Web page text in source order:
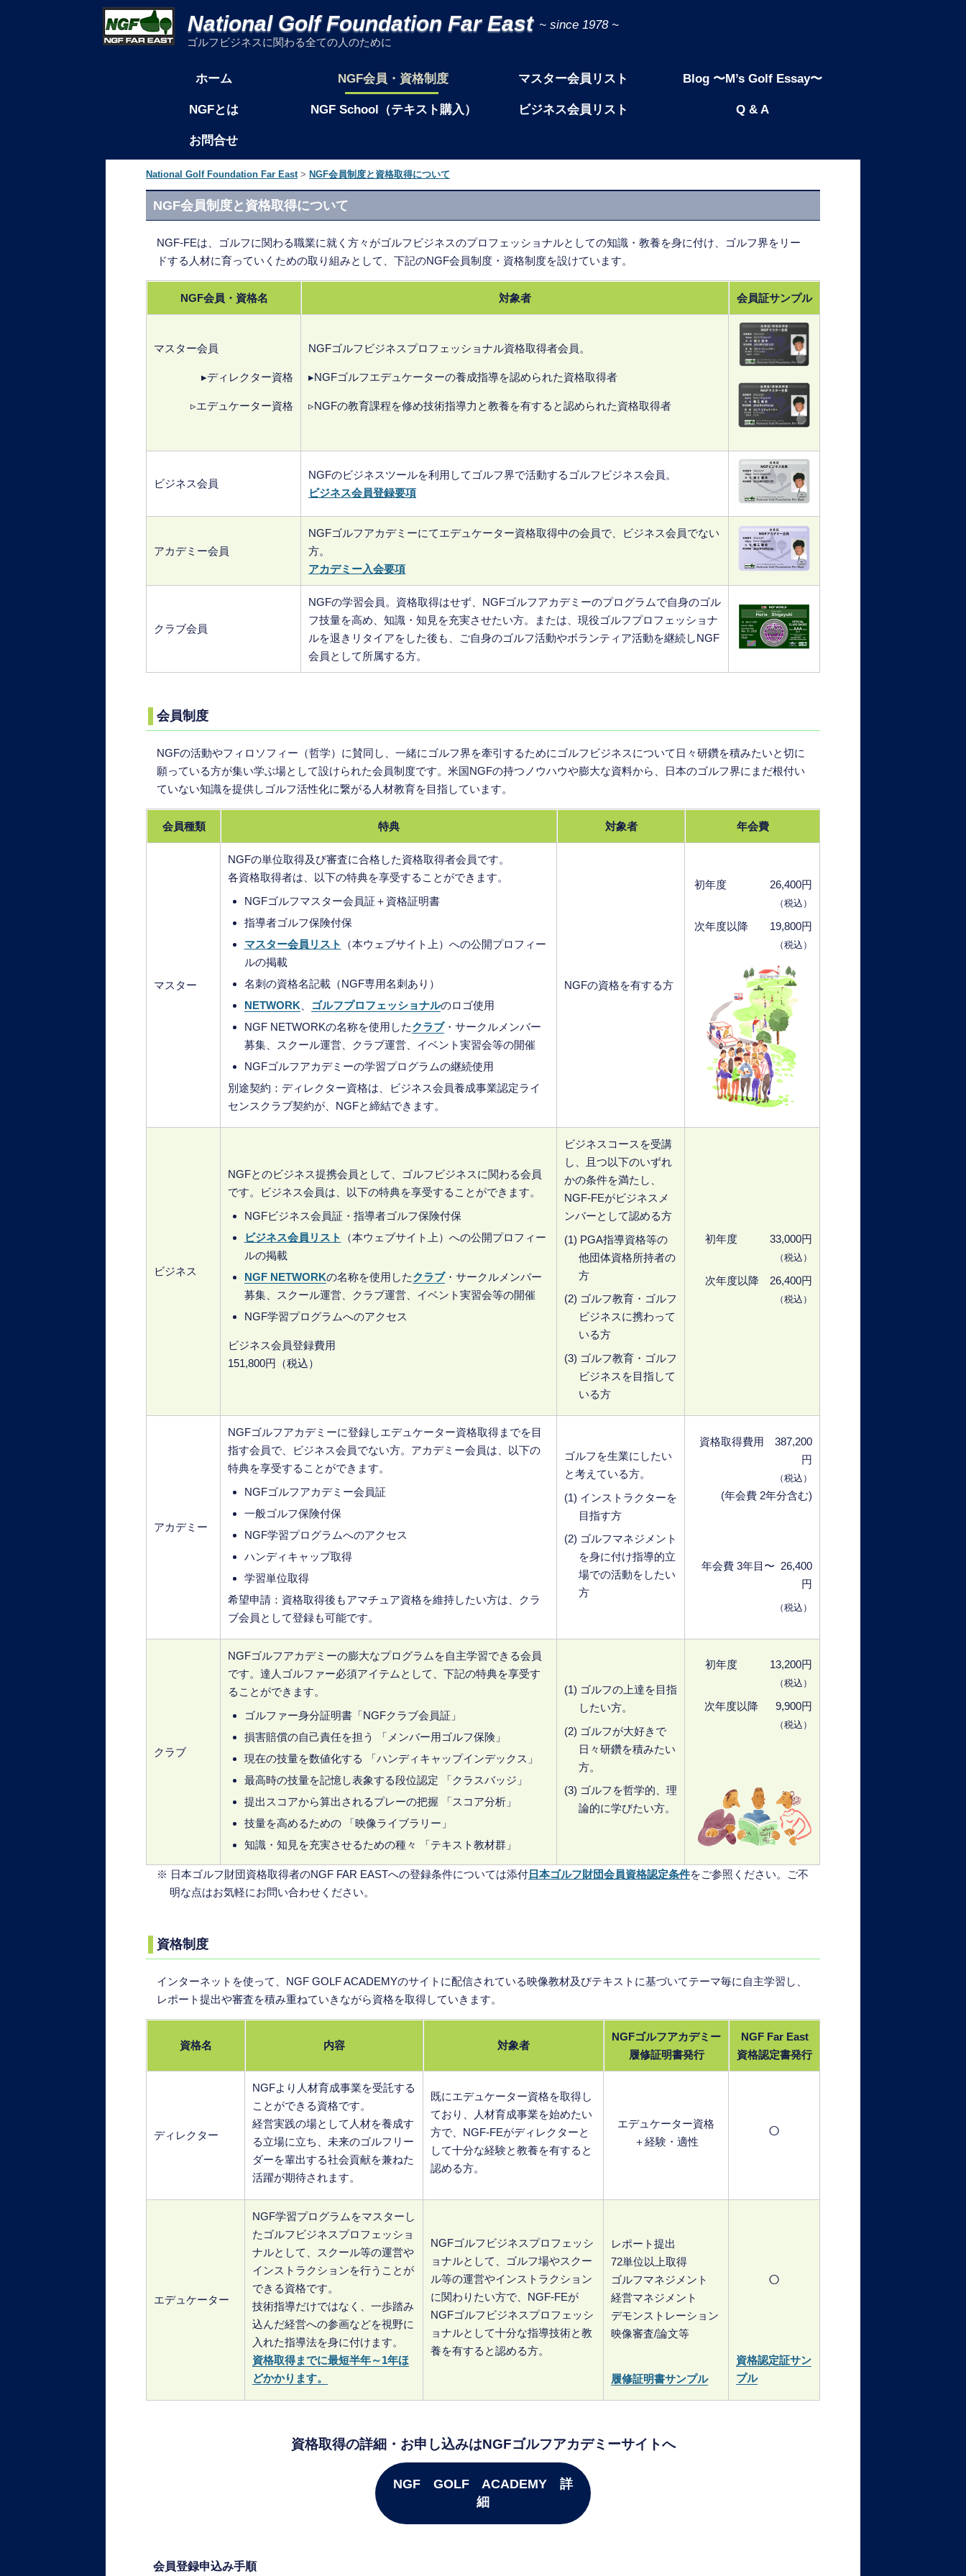
National Golf Foundation Far East
ゴルフビジネスに関わる全ての人のために
メインメニュー
コンテンツへ移動ホーム NGF会員・資格制度 マスター会員リスト Blog 〜M’s Golf Essay〜
NGFとは NGF School（テキスト購入） ビジネス会員リスト Q & A
お問合せ
National Golf Foundation Far East> NGF会員制度と資格取得について
NGF会員制度と資格取得について
NGF-FEは、ゴルフに関わる職業に就く方々がゴルフビジネスのプロフェッショナルとしての知識・教養を身に付け、ゴルフ界をリー
ドする人材に育っていくための取り組みとして、下記のNGF会員制度・資格制度を設けています。
NGF会員・資格名 対象者 会員証サンプル
マスター会員
▸ディレクター資格
▹エデュケーター資格
NGFゴルフビジネスプロフェッショナル資格取得者会員。
▸NGFゴルフエデュケーターの養成指導を認められた資格取得者
▹NGFの教育課程を修め技術指導力と教養を有すると認められた資格取得者
ビジネス会員
NGFのビジネスツールを利用してゴルフ界で活動するゴルフビジネス会員。
ビジネス会員登録要項
アカデミー会員
NGFゴルフアカデミーにてエデュケーター資格取得中の会員で、ビジネス会員でない
方。
アカデミー入会要項
クラブ会員
NGFの学習会員。資格取得はせず、NGFゴルフアカデミーのプログラムで自身のゴル
フ技量を高め、知識・知見を充実させたい方。または、現役ゴルフプロフェッショナ
ルを退きリタイアをした後も、ご自身のゴルフ活動やボランティア活動を継続しNGF
会員として所属する方。
会員制度
NGFの活動やフィロソフィー（哲学）に賛同し、一緒にゴルフ界を牽引するためにゴルフビジネスについて日々研鑽を積みたいと切に
願っている方が集い学ぶ場として設けられた会員制度です。米国NGFの持つノウハウや膨大な資料から、日本のゴルフ界にまだ根付い
ていない知識を提供しゴルフ活性化に繋がる人材教育を目指しています。
会員種類 特典 対象者 年会費
マスター
NGFの単位取得及び審査に合格した資格取得者会員です。
各資格取得者は、以下の特典を享受することができます。
NGFゴルフマスター会員証＋資格証明書
指導者ゴルフ保険付保
マスター会員リスト
（本ウェブサイト上）への公開プロフィー
ルの掲載
名刺の資格名記載（NGF専用名刺あり）
NETWORK
ゴルフプロフェッショナルのロゴ使用
NGF NETWORKの名称を使用したクラブ・サークルメンバー
募集、スクール運営、クラブ運営、イベント実習会等の開催
NGFゴルフアカデミーの学習プログラムの継続使用
別途契約：ディレクター資格は、ビジネス会員養成事業認定ライ
センスクラブ契約が、NGFと締結できます。
NGFの資格を有する方
初年度 26,400円
（税込）
次年度以降 19,800円
（税込）
ビジネス
NGFとのビジネス提携会員として、ゴルフビジネスに関わる会員
です。ビジネス会員は、以下の特典を享受することができます。
NGFビジネス会員証・指導者ゴルフ保険付保
ビジネス会員リスト
（本ウェブサイト上）への公開プロフィー
ルの掲載
NGF NETWORKの名称を使用したクラブ・サークルメンバー
募集、スクール運営、クラブ運営、イベント実習会等の開催
NGF学習プログラムへのアクセス
ビジネス会員登録費用
151,800円（税込）
ビジネスコースを受講
し、且つ以下のいずれ
かの条件を満たし、
NGF-FEがビジネスメ
ンバーとして認める方
(1) PGA指導資格等の
他団体資格所持者の
方
(2) ゴルフ教育・ゴルフ
ビジネスに携わって
いる方
(3) ゴルフ教育・ゴルフ
ビジネスを目指して
いる方
初年度 33,000円
（税込）
次年度以降 26,400円
（税込）
アカデミー
NGFゴルフアカデミーに登録しエデュケーター資格取得までを目
指す会員で、ビジネス会員でない方。アカデミー会員は、以下の
特典を享受することができます。
NGFゴルフアカデミー会員証
一般ゴルフ保険付保
NGF学習プログラムへのアクセス
ハンディキャップ取得
学習単位取得
希望申請：資格取得後もアマチュア資格を維持したい方は、クラ
ブ会員として登録も可能です。
ゴルフを生業にしたい
と考えている方。
(1) インストラクターを
目指す方
(2) ゴルフマネジメント
を身に付け指導的立
場での活動をしたい
方
資格取得費用 387,200
円
（税込）
(年会費 2年分含む)
年会費 3年目〜 26,400
円
（税込）
クラブ
NGFゴルフアカデミーの膨大なプログラムを自主学習できる会員
です。達人ゴルファー必須アイテムとして、下記の特典を享受す
ることができます。
ゴルファー身分証明書「NGFクラブ会員証」
損害賠償の自己責任を担う 「メンバー用ゴルフ保険」
現在の技量を数値化する 「ハンディキャップインデックス」
最高時の技量を記憶し表象する段位認定 「クラスバッジ」
提出スコアから算出されるプレーの把握 「スコア分析」
技量を高めるための 「映像ライブラリー」
知識・知見を充実させるための種々 「テキスト教材群」
(1) ゴルフの上達を目指
したい方。
(2) ゴルフが大好きで
日々研鑽を積みたい
方。
(3) ゴルフを哲学的、理
論的に学びたい方。
初年度 13,200円
（税込）
次年度以降 9,900円
（税込）
※ 日本ゴルフ財団資格取得者のNGF FAR EASTへの登録条件については添付 日本ゴルフ財団会員資格認定条件をご参照ください。ご不
明な点はお気軽にお問い合わせください。
資格制度
インターネットを使って、NGF GOLF ACADEMYのサイトに配信されている映像教材及びテキストに基づいてテーマ毎に自主学習し、
レポート提出や審査を積み重ねていきながら資格を取得していきます。
資格名 内容 対象者
NGFゴルフアカデミー
履修証明書発行
NGF Far East
資格認定書発行
ディレクター
NGFより人材育成事業を受託する
ことができる資格です。
経営実践の場として人材を養成す
る立場に立ち、未来のゴルフリー
ダーを輩出する社会貢献を兼ねた
活躍が期待されます。
既にエデュケーター資格を取得し
ており、人材育成事業を始めたい
方で、NGF-FEがディレクターと
して十分な経験と教養を有すると
認める方。
エデュケーター資格
＋経験・適性
○
エデュケーター
NGF学習プログラムをマスターし
たゴルフビジネスプロフェッショ
ナルとして、スクール等の運営や
インストラクションを行うことが
できる資格です。
技術指導だけではなく、一歩踏み
込んだ経営への参画などを視野に
入れた指導法を身に付けます。
資格取得までに最短半年～1年ほ
どかかります。
NGFゴルフビジネスプロフェッシ
ョナルとして、ゴルフ場やスクー
ル等の運営やインストラクション
に関わりたい方で、NGF-FEが
NGFゴルフビジネスプロフェッシ
ョナルとして十分な指導技術と教
養を有すると認める方。
レポート提出
72単位以上取得
ゴルフマネジメント
経営マネジメント
デモンストレーション
映像審査/論文等
履修証明書サンプル
○
資格認定証サン
プル
資格取得の詳細・お申し込みはNGFゴルフアカデミーサイトへ
NGF GOLF ACADEMY 詳
細
会員登録申込み手順